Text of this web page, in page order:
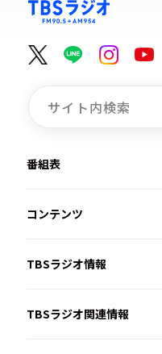
番組表
コンテンツ
TBSラジオ情報
TBSラジオ関連情報